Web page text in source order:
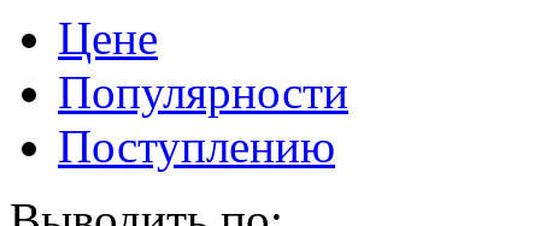
Цене
Популярности
Поступлению